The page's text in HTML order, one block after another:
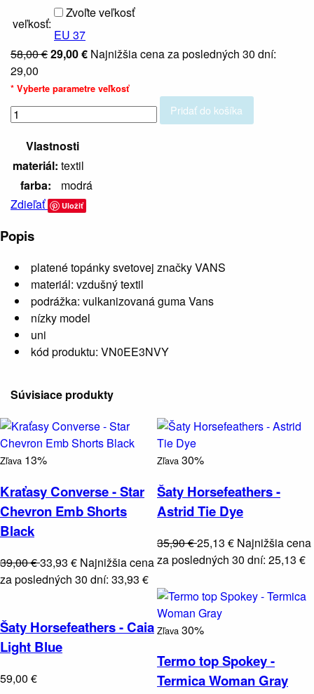
veľkosť:
Zvoľte veľkosť
EU 37
58,00 €29,00 € Najnižšia cena za posledných 30 dní:
29,00
* Vyberte parametre veľkosť
Pridať do košíka
Vlastnosti
materiál: textil
farba:
modrá
Zdieľať
Uložiť
Popis
platené topánky svetovej značky VANS
materiál: vzdušný textil
podrážka: vulkanizovaná guma Vans
nízky model
uni
kód produktu: VN0EE3NVY
Súvisiace produkty
Zľava 13%
Kraťasy Converse - Star
Chevron Emb Shorts
Black
39,00 €33,93 € Najnižšia cena
za posledných 30 dní: 33,93 €
Zľava 30%
Šaty Horsefeathers -
Astrid Tie Dye
35,90 €25,13 € Najnižšia cena
za posledných 30 dní: 25,13 €
Šaty Horsefeathers - Caia
Light Blue
59,00 €
Zľava 30%
Termo top Spokey -
Termica Woman Gray